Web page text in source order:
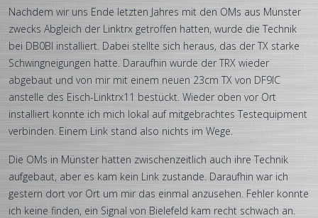
Nachdem wir uns Ende letzten Jahres mit den OMs aus Münster
zwecks Abgleich der Linktrx getroffen hatten, wurde die Technik
bei DB0BI installiert. Dabei stellte sich heraus, das der TX starke
Schwingneigungen hatte. Daraufhin wurde der TRX wieder
abgebaut und von mir mit einem neuen 23cm TX von DF9IC
anstelle des Eisch-Linktrx11 bestückt. Wieder oben vor Ort
installiert konnte ich mich lokal auf mitgebrachtes Testequipment
verbinden. Einem Link stand also nichts im Wege.
Die OMs in Münster hatten zwischenzeitlich auch ihre Technik
aufgebaut, aber es kam kein Link zustande. Daraufhin war ich
gestern dort vor Ort um mir das einmal anzusehen. Fehler konnte
ich keine finden, ein Signal von Bielefeld kam recht schwach an.